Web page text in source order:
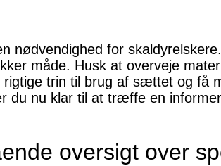
nødvendighed for
måde. Husk at overveje
rigtige trin til brug af sættet og få
du nu klar til at træffe en
oversigt over